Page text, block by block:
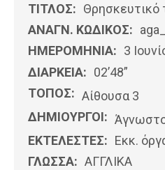
ΤΙΤΛΟΣ: Θρησκευτικό
ΑΝΑΓΝ. ΚΩΔΙΚΟΣ:
ΗΜΕΡΟΜΗΝΊΑ: 3
ΔΙΑΡΚΕΙΑ: 02’48”
ΤΟΠΟΣ: Αίθουσα 3
ΔΗΜΙΟΥΡΓΟΙ:
ΕΚΤΕΛΕΣΤΕΣ: Εκκ.
ΓΛΩΣΣΑ: ΑΓΓΛΙΚΆ